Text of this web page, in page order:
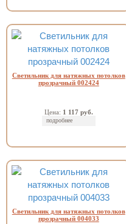
Светильник для натяжных потолков
прозрачный 002424
Цена: 1 117 руб.
подробнее
Светильник для натяжных потолков
прозрачный 004033